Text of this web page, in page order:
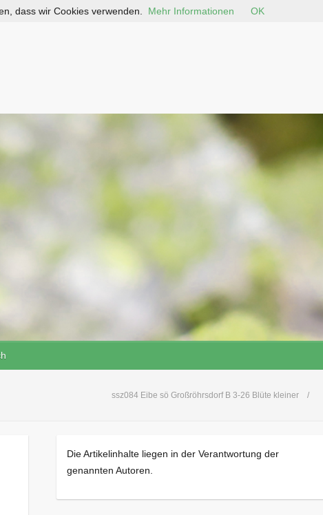
ssz084 Eibe sö Großröhrsdorf B 3-26 Blüte kleiner
Die Artikelinhalte liegen in der Verantwortung der
genannten Autoren.
dass wir Cookies verwenden. Mehr Informationen OK